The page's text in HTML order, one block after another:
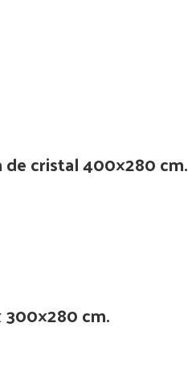
cristal 400×280 cm.
cm.